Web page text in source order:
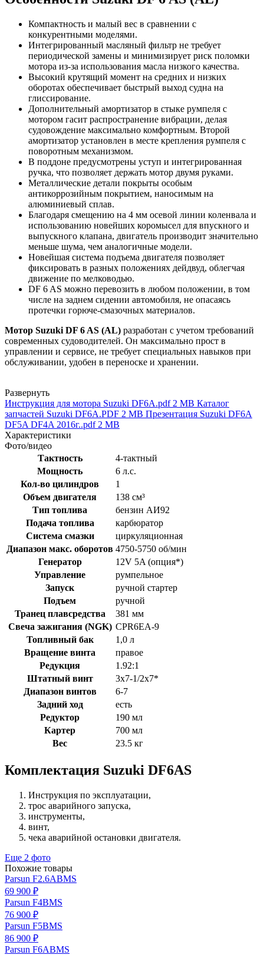
Компактность и малый вес в сравнении с
конкурентными моделями.
Интегрированный масляный фильтр не требует
периодической замены и минимизирует риск поломки
мотора из-за использования масла низкого качества.
Высокий крутящий момент на средних и низких
оборотах обеспечивает быстрый выход судна на
глиссирование.
Дополнительный амортизатор в стыке румпеля с
мотором гасит распространение вибрации, делая
судовождение максимально комфортным. Второй
амортизатор установлен в месте крепления румпеля с
поворотным механизмом.
В поддоне предусмотрены уступ и интегрированная
ручка, что позволяет держать мотор двумя руками.
Металлические детали покрыты особым
антикоррозийным покрытием, наносимым на
алюминиевый сплав.
Благодаря смещению на 4 мм осевой линии коленвала и
использованию новейших коромысел для впускного и
выпускного клапана, двигатель производит значительно
меньше шума, чем аналогичные модели.
Новейшая система подъема двигателя позволяет
фиксировать в разных положениях дейдвуд, облегчая
движение по мелководью.
DF 6 AS можно перевозить в любом положении, в том
числе на заднем сидении автомобиля, не опасаясь
протечки горюче-смазочных материалов.
Мотор Suzuki DF 6 AS (AL) разработан с учетом требований
современных судоводителей. Он максимально прост в
управлении и сервисе, не требует специальных навыков при
обслуживании, удобен в переноске и хранении.
Развернуть
Инструкция для мотора Suzuki DF6A.pdf 2 MB Каталог
запчастей Suzuki DF6A.PDF 2 MB Презентация Suzuki DF6A
DF5A DF4A 2016г..pdf 2 MB
Характеристики
Фото/видео
Тактность
4-тактный
Мощность
6 л.с.
Кол-во цилиндров
1
Объем двигателя
138 см³
Тип топлива
бензин АИ92
Подача топлива
карбюратор
Система смазки
циркуляционная
Диапазон макс. оборотов 4750-5750 об/мин
Генератор
12V 5A (опция*)
Управление
румпельное
Запуск
ручной стартер
Подъем
ручной
Транец плавсредства
381 мм
Свеча зажигания (NGK) CPR6EA-9
Топливный бак
1,0 л
Вращение винта
правое
Редукция
1.92:1
Штатный винт
3х7-1/2х7*
Диапазон винтов
6-7
Задний ход
есть
Редуктор
190 мл
Картер
700 мл
Вес
23.5 кг
Комплектация Suzuki DF6AS
Инструкция по эксплуатации,
трос аварийного запуска,
инструменты,
винт,
чека аварийной остановки двигателя.
Еще 2 фото
Похожие товары
Parsun F2.6ABMS
69 900 ₽
Parsun F4BMS
76 900 ₽
Parsun F5BMS
86 900 ₽
Parsun F6ABMS